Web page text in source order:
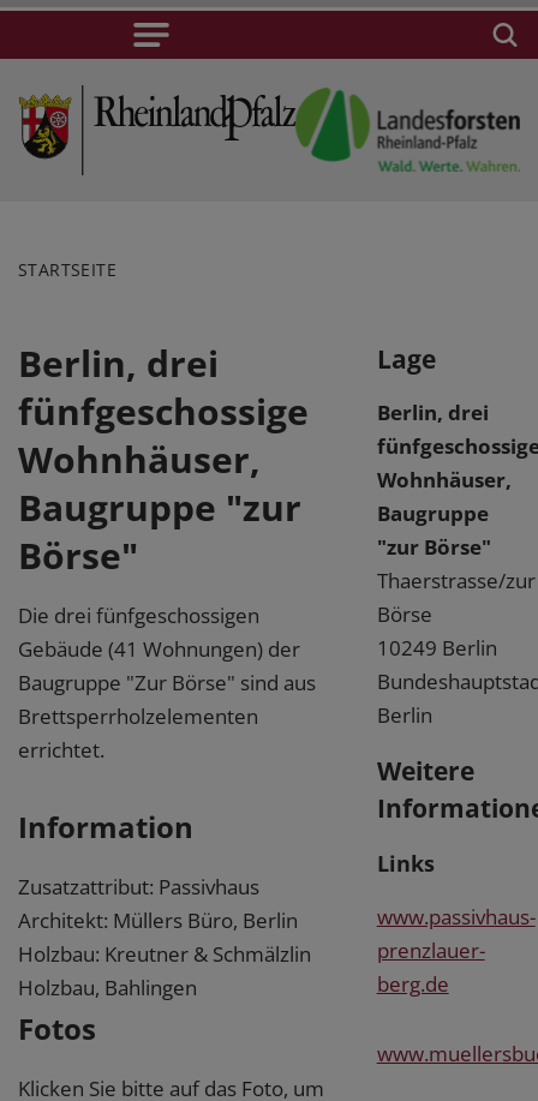
STARTSEITE
Berlin, drei
fünfgeschossige
Wohnhäuser,
Baugruppe "zur
Börse"
Die drei fünfgeschossigen
Gebäude (41 Wohnungen) der
Baugruppe "Zur Börse" sind aus
Brettsperrholzelementen
errichtet.
Information
Zusatzattribut: Passivhaus
Architekt: Müllers Büro, Berlin
Holzbau: Kreutner & Schmälzlin
Holzbau, Bahlingen
Fotos
Klicken Sie bitte auf das Foto, um
Lage
Berlin, drei
Wohnhäuser,
Baugruppe
"zur Börse"
Thaerstrasse/zur
Börse
10249 Berlin
Berlin
Weitere
Links
www.passivhaus-
prenzlauer-
berg.de